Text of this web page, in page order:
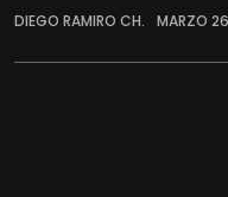
DIEGO RAMIRO CH. MARZO